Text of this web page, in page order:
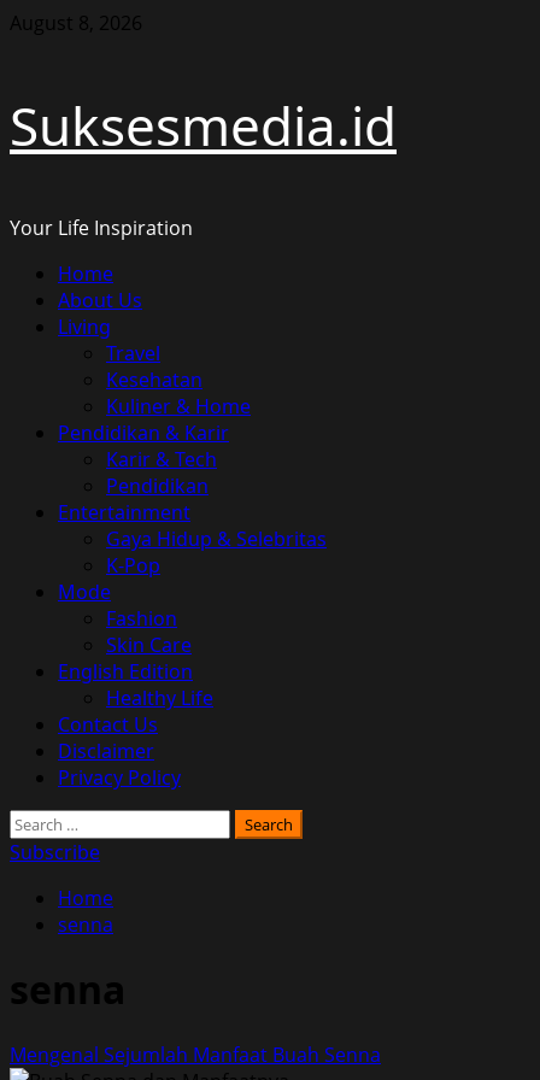
Skip
August 8, 2026
Suksesmedia.id
Your Life Inspiration
Primary
Menu
Home
About Us
Living
Travel
Kesehatan
Kuliner & Home
Pendidikan & Karir
Karir & Tech
Pendidikan
Entertainment
Gaya Hidup & Selebritas
K-Pop
Mode
Fashion
Skin Care
English Edition
Healthy Life
Contact Us
Disclaimer
Privacy Policy
Search
for:
Subscribe
Home
senna
senna
Mengenal Sejumlah Manfaat Buah Senna